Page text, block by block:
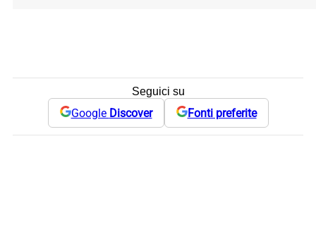
Seguici su
Google Discover Fonti preferite